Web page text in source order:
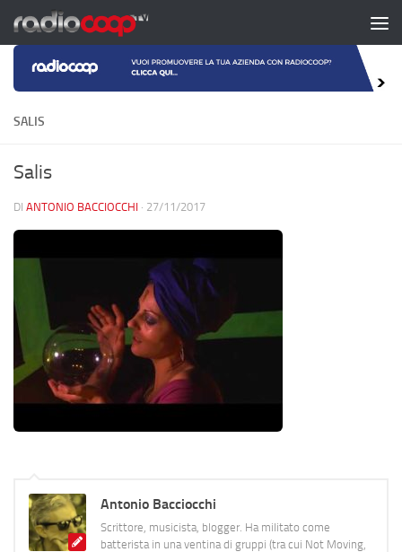
Salta al contenuto
SALIS
Salis
DI ANTONIO BACCIOCCHI · 27/11/2017
Antonio Bacciocchi
Scrittore, musicista, blogger. Ha militato come
batterista in una ventina di gruppi (tra cui Not Moving,